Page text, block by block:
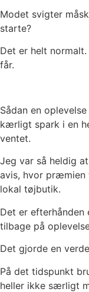
Modet svigter
starte?
Det er helt
får.
Sådan en
kærligt spark i en
ventet.
Jeg var så heldig
avis, hvor præmien
lokal tøjbutik.
Det er
tilbage på
Det gjorde en
På det tidspunkt
heller ikke særligt